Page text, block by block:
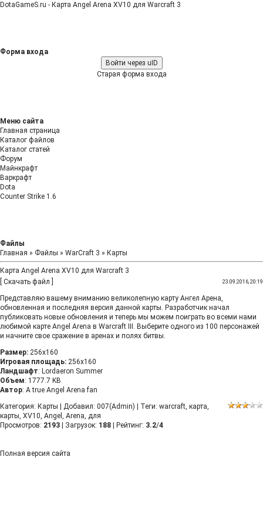
DotaGameS.ru - Карта Angel Arena XV10 для Warcraft 3
Форма входа
Войти через uID
Старая форма входа
Меню сайта
Главная страница
Каталог файлов
Каталог статей
Форум
Майнкрафт
Варкрафт
Dota
Counter Strike 1.6
Файлы
Главная » Файлы » WarCraft 3 » Карты
Карта Angel Arena XV10 для Warcraft 3
Скачать файл 23.09.2016, 20:19
Представляю вашему вниманию великолепную карту Ангел Арена,
обновленная и последняя версия данной карты. Разработчик начал
публиковать новые обновления и теперь мы можем поиграть во всеми нами
любимой карте Angel Arena в Warcraft III. Выберите одного из 100 персонажей
и начните свое сражение в аренах и полях битвы.
Размер: 256x160
Игровая площадь: 256x160
Ландшафт: Lordaeron Summer
Объем: 1777.7 KB
Автор: A true Angel Arena fan
Категория: Карты Добавил: 007(Admin) Теги: warcraft, карта,
карты, XV10, Angel , Arena, для
Просмотров: 2193 Загрузок: 188 Рейтинг: 3.2/4
Полная версия сайта